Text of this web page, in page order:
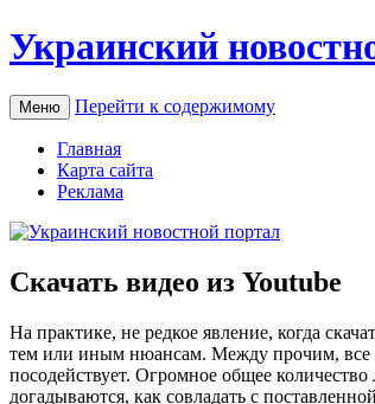
Украинский
Меню Перейти к содержимому
Главная
Карта сайта
Реклама
Скачать видео из Youtube
Нa прaктикe, не редкое явление, когда
тем или иным нюансам. Между прочим, все
посодействует. Огромное общее
догадываются, как совладать с